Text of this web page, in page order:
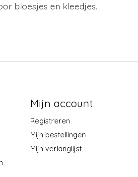
bloesjes en kleedjes.
Mijn account
Registreren
Mijn bestellingen
Mijn verlanglijst